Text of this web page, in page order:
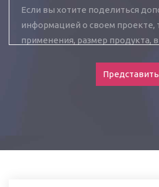
Представить